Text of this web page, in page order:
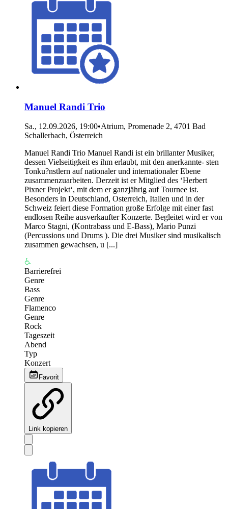
Manuel Randi Trio
Sa., 12.09.2026, 19:00•Atrium, Promenade 2, 4701 Bad
Schallerbach, Österreich
Manuel Randi Trio Manuel Randi ist ein brillanter Musiker,
dessen Vielseitigkeit es ihm erlaubt, mit den anerkannte- sten
Tonku?nstlern auf nationaler und internationaler Ebene
zusammenzuarbeiten. Derzeit ist er Mitglied des ‘Herbert
Pixner Projekt‘, mit dem er ganzjährig auf Tournee ist.
Besonders in Deutschland, Osterreich, Italien und in der
Schweiz feiert diese Formation große Erfolge mit einer fast
endlosen Reihe ausverkaufter Konzerte. Begleitet wird er von
Marco Stagni, (Kontrabass und E-Bass), Mario Punzi
(Percussions und Drums ). Die drei Musiker sind musikalisch
zusammen gewachsen, u [...]
Barrierefrei
Genre
Bass
Genre
Flamenco
Genre
Rock
Tageszeit
Abend
Typ
Konzert
Favorit
Link kopieren